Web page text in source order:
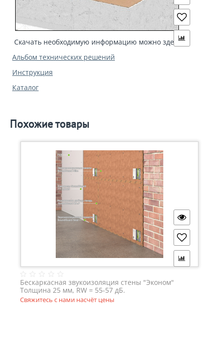
Скачать необходимую информацию можно здесь:
Альбом технических решений
Инструкция
Каталог
Похожие товары
Бескаркасная звукоизоляция стены "Эконом"
Толщина 25 мм, RW = 55-57 дБ.
Свяжитесь с нами насчёт цены